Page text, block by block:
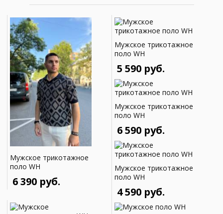
Мужское трикотажное
поло WH
6 390 руб.
Мужское трикотажное
поло WH
5 590 руб.
Мужское трикотажное
поло WH
6 590 руб.
Мужское трикотажное
поло WH
4 590 руб.